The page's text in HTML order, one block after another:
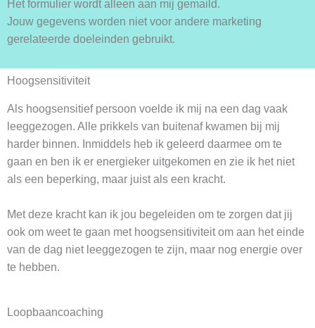
Het formulier wordt alleen aan mij gemaild.
Jouw gegevens worden niet voor andere marketing
gerelateerde doeleinden gebruikt.
Hoogsensitiviteit
Als hoogsensitief persoon voelde ik mij na een dag vaak
leeggezogen. Alle prikkels van buitenaf kwamen bij mij
harder binnen. Inmiddels heb ik geleerd daarmee om te
gaan en ben ik er energieker uitgekomen en zie ik het niet
als een beperking, maar juist als een kracht.
Met deze kracht kan ik jou begeleiden om te zorgen dat jij
ook om weet te gaan met hoogsensitiviteit om aan het einde
van de dag niet leeggezogen te zijn, maar nog energie over
te hebben.
Loopbaancoaching